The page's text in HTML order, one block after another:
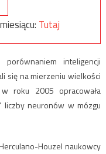
Tutaj
inteligencji
się na mierzeniu wielkości
roku 2005 opracowała
liczby neuronów w mózgu
Houzel naukowcy